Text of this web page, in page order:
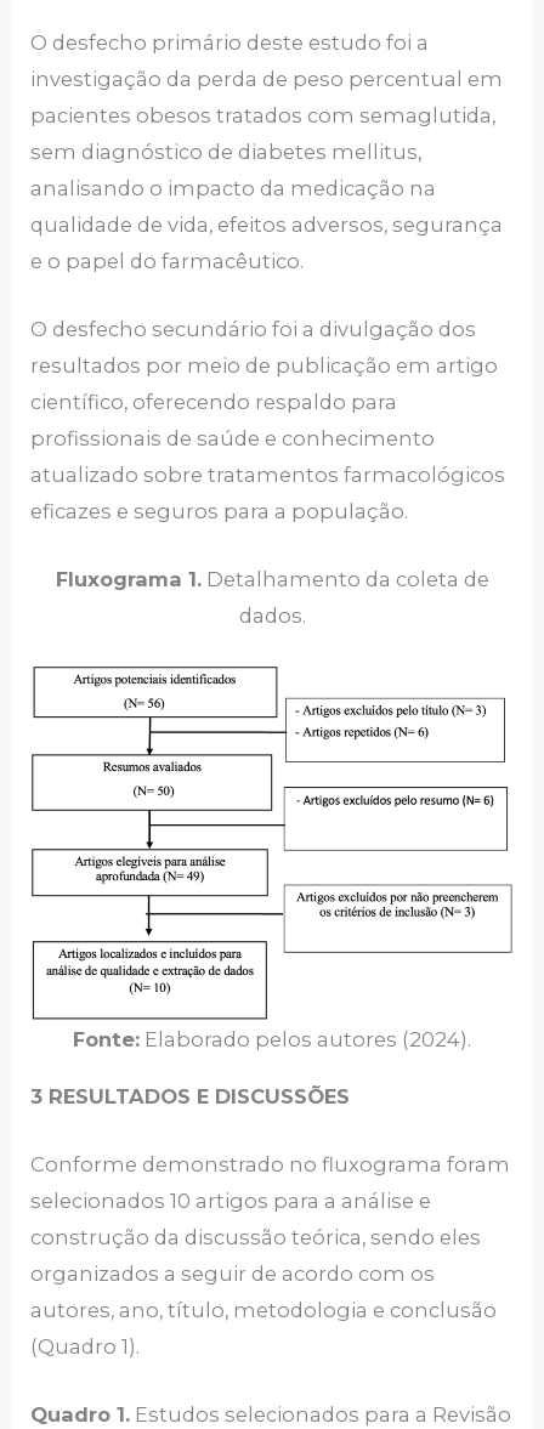
O desfecho primário deste estudo foi a
investigação da perda de peso percentual em
pacientes obesos tratados com semaglutida,
sem diagnóstico de diabetes mellitus,
analisando o impacto da medicação na
qualidade de vida, efeitos adversos, segurança
e o papel do farmacêutico.
O desfecho secundário foi a divulgação dos
resultados por meio de publicação em artigo
científico, oferecendo respaldo para
profissionais de saúde e conhecimento
atualizado sobre tratamentos farmacológicos
eficazes e seguros para a população.
Fluxograma 1.Detalhamento da coleta de
dados.
Fonte: Elaborado pelos autores (2024).
3 RESULTADOS E DISCUSSÕES
Conforme demonstrado no fluxograma foram
selecionados 10 artigos para a análise e
construção da discussão teórica, sendo eles
organizados a seguir de acordo com os
autores, ano, título, metodologia e conclusão
(Quadro 1).
Quadro 1. Estudos selecionados para a Revisão